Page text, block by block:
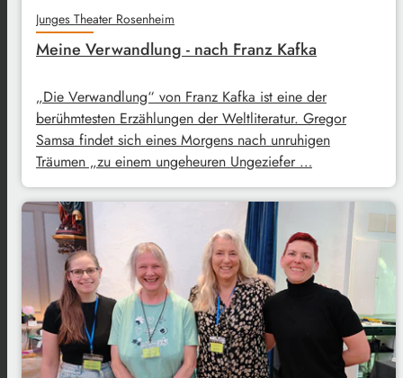
Junges Theater Rosenheim
Meine Verwandlung - nach Franz Kafka
„Die Verwandlung“ von Franz Kafka ist eine der
berühmtesten Erzählungen der Weltliteratur. Gregor
Samsa findet sich eines Morgens nach unruhigen
Träumen „zu einem ungeheuren Ungeziefer …